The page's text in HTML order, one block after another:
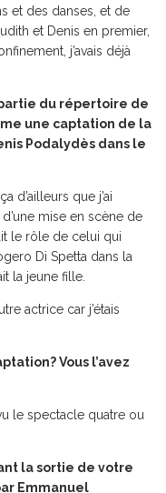
et des danses, et de
et Denis en premier,
j’avais déjà
du répertoire de
une captation de la
Podalydès dans le
d’ailleurs que j’ai
mise en scène de
le rôle de celui qui
Di Spetta dans la
la jeune fille.
actrice car j’étais
Vous l’avez
le spectacle quatre ou
la sortie de votre
Emmanuel